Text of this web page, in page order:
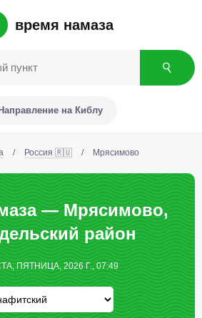
время намаза
Направление на Киблу
/ Россия 🇷🇺 / Мрясимово
— Мрясимово,
район
ПЯТНИЦА, 2026 Г., 07:49